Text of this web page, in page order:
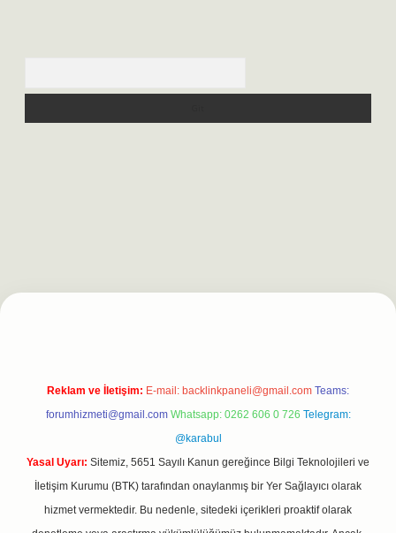
betexpergir.net
Reklam ve İletişim: E-mail: backlinkpaneli@gmail.com Teams:
forumhizmeti@gmail.com Whatsapp: 0262 606 0 726 Telegram:
@karabul
Yasal Uyarı: Sitemiz, 5651 Sayılı Kanun gereğince Bilgi Teknolojileri ve
İletişim Kurumu (BTK) tarafından onaylanmış bir Yer Sağlayıcı olarak
hizmet vermektedir. Bu nedenle, sitedeki içerikleri proaktif olarak